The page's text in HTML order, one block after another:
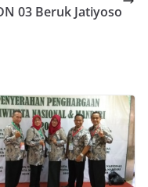
03 Beruk Jatiyoso